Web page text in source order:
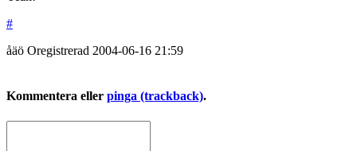
#
åäö Oregistrerad 2004-06-16 21:59
Kommentera eller pinga (trackback).